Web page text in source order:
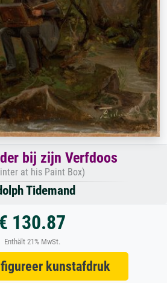
bij zijn Verfdoos
at his Paint Box)
Tidemand
130.87
Enthält 21% MwSt.
kunstafdruk